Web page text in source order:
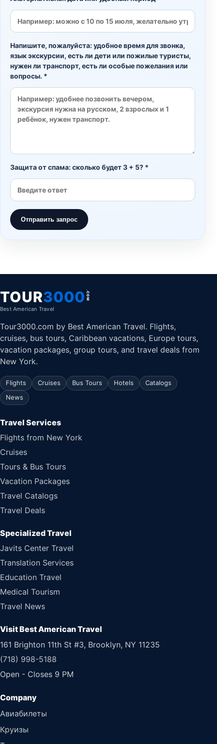
Напишите, пожалуйста: удобное время для звонка,
язык экскурсии, есть ли дети или пожилые туристы,
нужен ли транспорт, есть ли особые пожелания или
вопросы. *
Защита от спама: сколько будет 3 + 5? *
Отправить запрос
TOUR3000 .COM
Best American Travel
Tour3000.com by Best American Travel. Flights,
cruises, bus tours, Caribbean vacations, Europe tours,
vacation packages, group tours, and travel deals from
New York.
Flights Cruises Bus Tours Hotels
Catalogs
News
Travel Services
Flights from New York
Cruises
Tours & Bus Tours
Vacation Packages
Travel Catalogs
Travel Deals
Specialized Travel
Javits Center Travel
Translation Services
Education Travel
Medical Tourism
Travel News
Visit Best American Travel
161 Brighton 11th St #3, Brooklyn, NY 11235
(718) 998-5188
Open - Closes 9 PM
Авиабилеты
Круизы